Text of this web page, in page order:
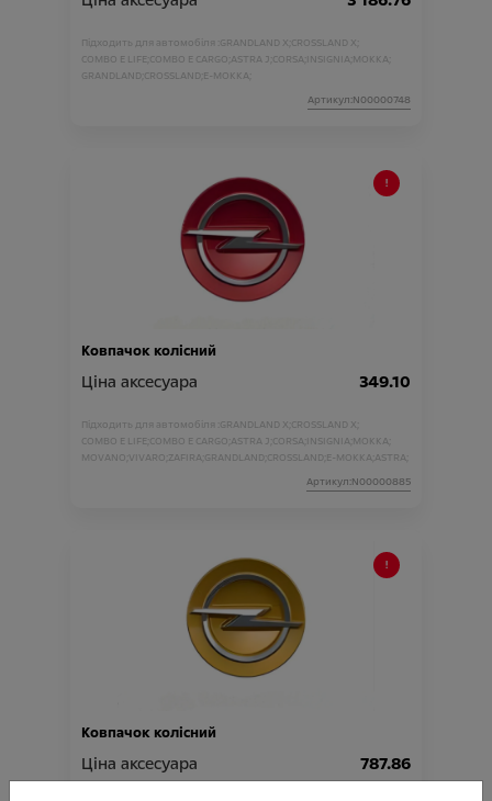
Підходить для автомобіля : GRANDLAND X; CROSSLAND X;
COMBO E LIFE; COMBO E CARGO; ASTRA J; CORSA; INSIGNIA; MOKKA;
GRANDLAND; CROSSLAND; E-MOKKA;
Артикул:N00000748
Ковпачок колісний
Ціна аксесуара 349.10
Підходить для автомобіля : GRANDLAND X; CROSSLAND X;
COMBO E LIFE; COMBO E CARGO; ASTRA J; CORSA; INSIGNIA; MOKKA;
MOVANO; VIVARO; ZAFIRA; GRANDLAND; CROSSLAND; E-MOKKA; ASTRA;
Артикул:N00000885
Ковпачок колісний
Ціна аксесуара 787.86